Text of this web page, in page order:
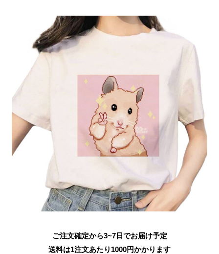
ご注文確定から3~7日でお届け予定
送料は1注文あたり 1000円かかります